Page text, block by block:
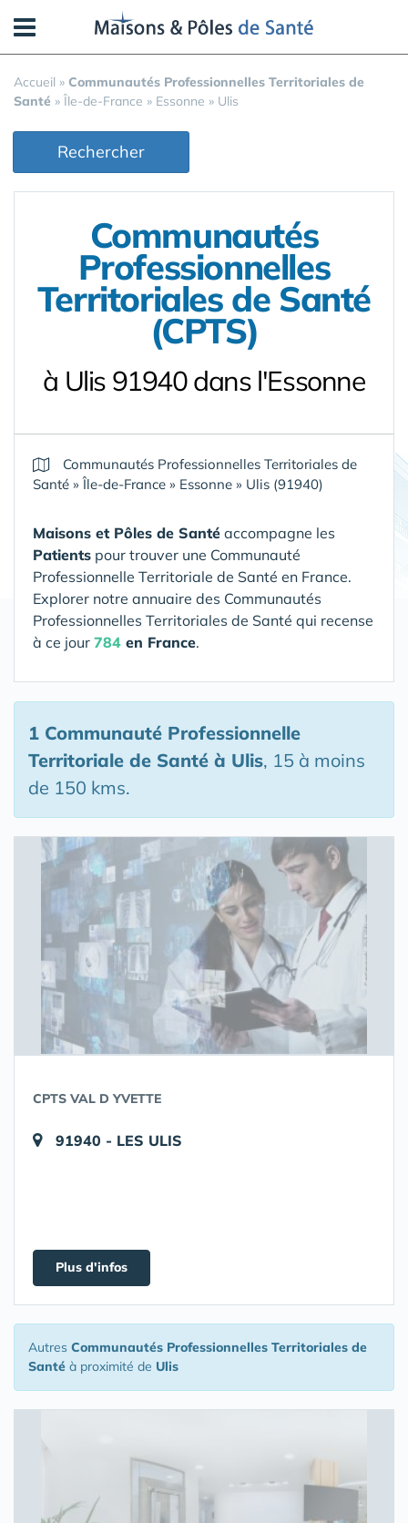
Accueil » Communautés Professionnelles Territoriales de
Santé » Île-de-France » Essonne » Ulis
Rechercher
Communautés
Professionnelles
Territoriales de Santé
(CPTS)
à Ulis 91940 dans l'Essonne
Communautés Professionnelles Territoriales de
Santé »Île-de-France » Essonne » Ulis (91940)
Maisons et Pôles de Santé accompagne les
Patients pour trouver une Communauté
Professionnelle Territoriale de Santé en France.
Explorer notre annuaire des Communautés
Professionnelles Territoriales de Santé qui recense
à ce jour 784 en France.
1 Communauté Professionnelle
Territoriale de Santé à Ulis, 15 à moins
de 150 kms.
CPTS VAL D YVETTE
91940 - LES ULIS
Plus d'infos
Autres Communautés Professionnelles Territoriales de
Santé à proximité de Ulis
Panneau de gestion des cookies